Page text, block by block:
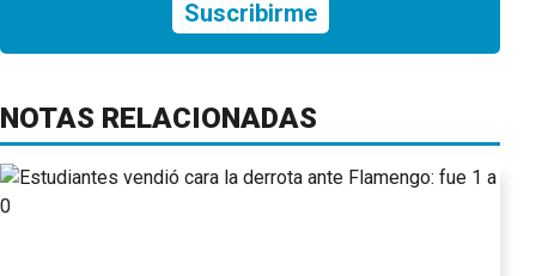
Suscribirme
NOTAS RELACIONADAS